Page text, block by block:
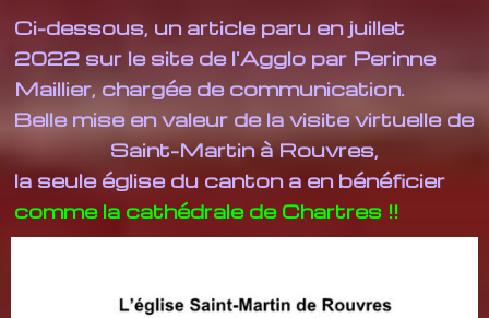
Ci-dessous, un article paru en juillet
2022 sur le site de l'Agglo par Perinne
Maillier, chargée de communication.
Belle mise en valeur de la visite virtuelle de
Saint-Martin à Rouvres,
la seule église du canton a en bénéficier
comme la cathédrale de Chartres !!